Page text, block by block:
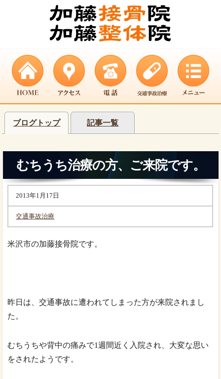
ブログトップ 記事一覧
むちうち治療の方、ご来院です。
2013年1月17日
交通事故治療
米沢市の加藤接骨院です。
昨日は、交通事故に遭われてしまった方が来院されまし
た。
むちうちや背中の痛みで1週間近く入院され、大変な思い
をされたようです。